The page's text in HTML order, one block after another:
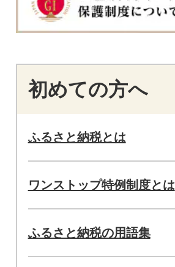
初めての方へ
ふるさと納税とは
ワンストップ特例制度とは
ふるさと納税の用語集